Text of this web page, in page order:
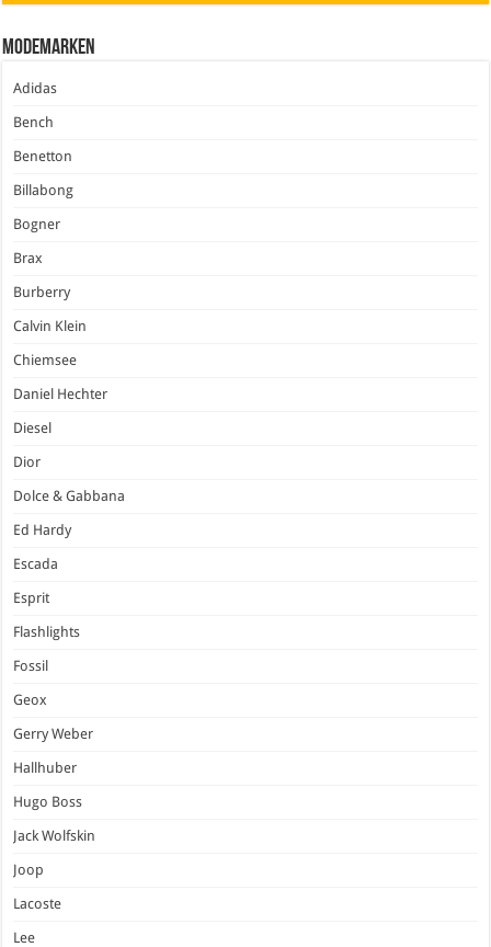
Modemarken
Adidas
Bench
Benetton
Billabong
Bogner
Brax
Burberry
Calvin Klein
Chiemsee
Daniel Hechter
Diesel
Dior
Dolce & Gabbana
Ed Hardy
Escada
Esprit
Flashlights
Fossil
Geox
Gerry Weber
Hallhuber
Hugo Boss
Jack Wolfskin
Joop
Lacoste
Lee